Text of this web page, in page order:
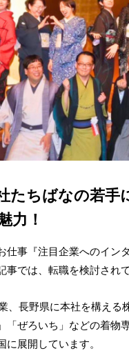
たちばなの若手
力！
仕事『注目企業へのイン
事では、転職を検討され
、長野県に本社を構える
「ぜろいち」などの着物
に展開しています。